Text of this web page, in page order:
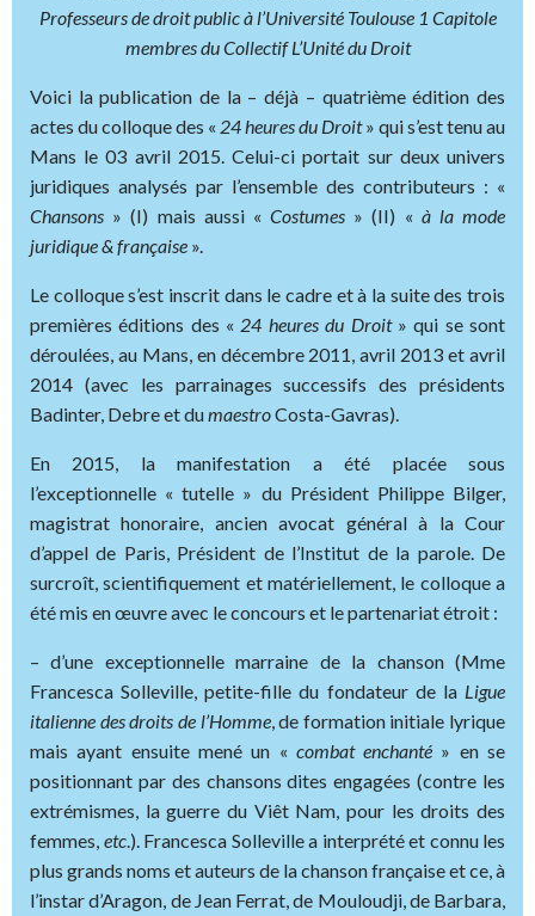
Professeurs de droit public à l’Université Toulouse 1 Capitole
membres du Collectif L’Unité du Droit
Voici la publication de la – déjà – quatrième édition des
actes du colloque des « 24 heures du Droit» qui s’est tenu au
Mans le 03 avril 2015. Celui-ci portait sur deux univers
juridiques analysés par l’ensemble des contributeurs : «
Chansons » (I) mais aussi « Costumes » (II) « à la mode
juridique & française ».
Le colloque s’est inscrit dans le cadre et à la suite des trois
premières éditions des « 24 heures du Droit» qui se sont
déroulées, au Mans, en décembre 2011, avril 2013 et avril
2014 (avec les parrainages successifs des présidents
Badinter, Debre et dumaestroCosta-Gavras).
En 2015, la manifestation a été placée sous
l’exceptionnelle « tutelle » du Président Philippe Bilger,
magistrat honoraire, ancien avocat général à la Cour
d’appel de Paris, Président de l’Institut de la parole. De
surcroît, scientifiquement et matériellement, le colloque a
été mis en œuvre avec le concours et le partenariat étroit :
– d’une exceptionnelle marraine de la chanson (Mme
Francesca Solleville, petite-fille du fondateur de la Ligue
italienne des droits de l’Homme, de formation initiale lyrique
mais ayant ensuite mené un « combat enchanté » en se
positionnant par des chansons dites engagées (contre les
extrémismes, la guerre du Viêt Nam, pour les droits des
femmes, etc.). Francesca Solleville a interprété et connu les
plus grands noms et auteurs de la chanson française et ce, à
l’instar d’Aragon, de Jean Ferrat, de Mouloudji, de Barbara,